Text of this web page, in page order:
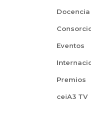
Docencia
Eventos
Premios
ceiA3 TV